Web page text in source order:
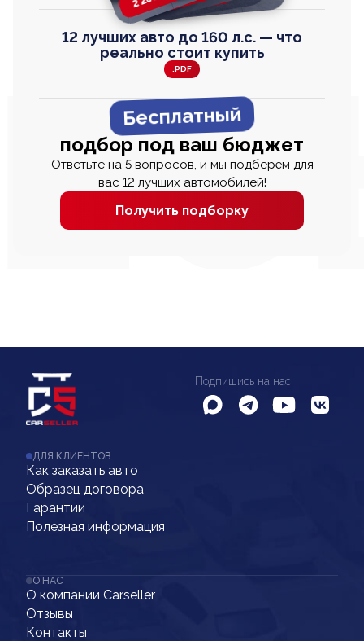
12 лучших авто до 160 л.с. — что
реально стоит купить
.PDF
Бесплатный
подбор под ваш бюджет
Ответьте на 5 вопросов, и мы подберём для
вас 12 лучших автомобилей!
Получить подборку
Подпишись на нас
ДЛЯ КЛИЕНТОВ
Как заказать авто
Образец договора
Гарантии
Полезная информация
О НАС
О компании Carseller
Отзывы
Контакты